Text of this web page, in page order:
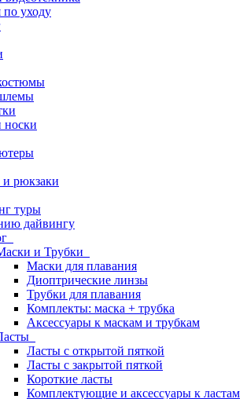
уходу
носки
рюкзаки
туры
дайвингу
и Трубки
Маски для плавания
Диоптрические линзы
Трубки для плавания
Комплекты: маска + трубка
Аксессуары к маскам и трубкам
Ласты с открытой пяткой
Ласты с закрытой пяткой
Короткие ласты
Комплектующие и аксессуары к ластам